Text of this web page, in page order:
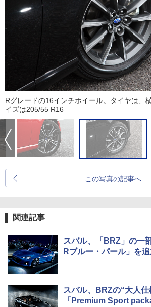
Rグレードの16インチホイール。タイヤは、
イズは205/55 R16
この写真の記事へ
関連記事
スバル、「BRZ」の一
Rブルー・パール」を
スバル、BRZの“大人
「Premium Sport